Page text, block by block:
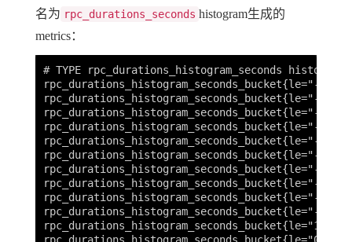
名为 rpc_durations_seconds histogram生成的
metrics：
# TYPE rpc_durations_histogram_seconds histogram
rpc_durations_histogram_seconds_bucket{le="-
rpc_durations_histogram_seconds_bucket{le="-
rpc_durations_histogram_seconds_bucket{le="-
rpc_durations_histogram_seconds_bucket{le="-
rpc_durations_histogram_seconds_bucket{le="-
rpc_durations_histogram_seconds_bucket{le="-
rpc_durations_histogram_seconds_bucket{le="-
rpc_durations_histogram_seconds_bucket{le="-
rpc_durations_histogram_seconds_bucket{le="-
rpc_durations_histogram_seconds_bucket{le="-